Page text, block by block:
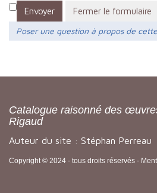
Envoyer
Fermer le formulaire
Poser une question à propos de
Catalogue raisonné des
Rigaud
Auteur du site : Stéphan Perreau
Copyright © 2024 - tous droits réservés -